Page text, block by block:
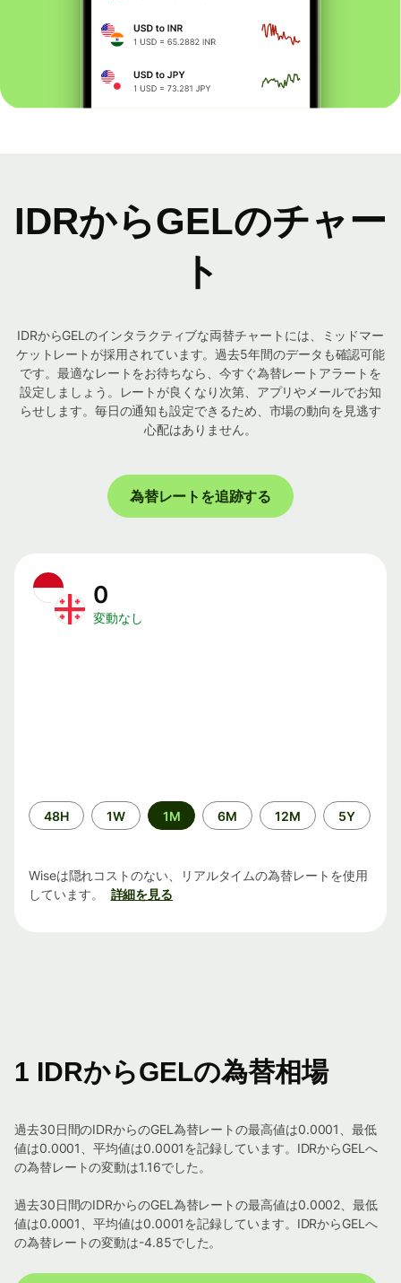
IDRからGELのチャー
ト
IDRからGELのインタラクティブな両替チャートには、ミッドマー
ケットレートが採用されています。過去5年間のデータも確認可能
です。最適なレートをお待ちなら、今すぐ為替レートアラートを
設定しましょう。レートが良くなり次第、アプリやメールでお知
らせします。毎日の通知も設定できるため、市場の動向を見逃す
心配はありません。
為替レートを追跡する
0
変動なし
期
間
48H 1W 1M 6M 12M 5Y
Wiseは隠れコストのない、リアルタイムの為替レートを使用
しています。
詳細を見る
1 IDRからGELの為替相場
過去30日間のIDRからのGEL為替レートの最高値は0.0001、最低
値は0.0001、平均値は0.0001を記録しています。IDRからGELへ
の為替レートの変動は1.16でした。
過去30日間のIDRからのGEL為替レートの最高値は0.0002、最低
値は0.0001、平均値は0.0001を記録しています。IDRからGELへ
の為替レートの変動は-4.85でした。